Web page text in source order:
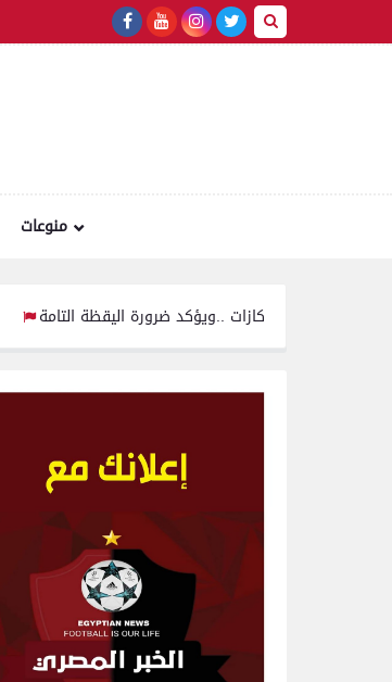
منوعات
يتفقد الخدمات الأمنية والارتكازات ..ويؤكد ضرورة اليقظة